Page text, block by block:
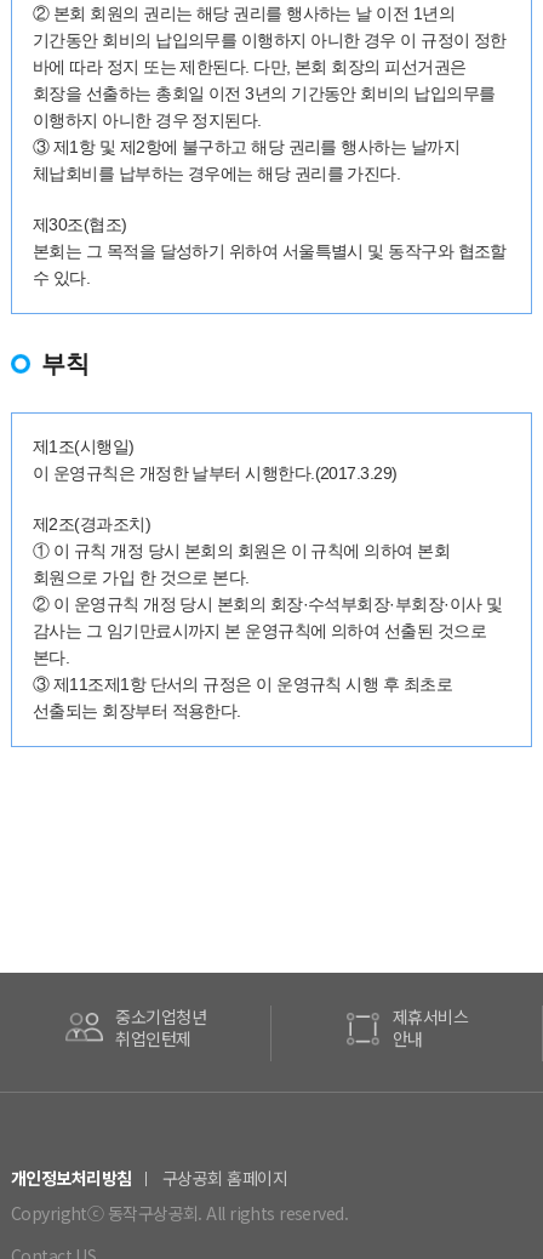
② 본회 회원의 권리는 해당 권리를 행사하는 날 이전 1년의
기간동안 회비의 납입의무를 이행하지 아니한 경우 이 규정이 정한
바에 따라 정지 또는 제한된다. 다만, 본회 회장의 피선거권은
회장을 선출하는 총회일 이전 3년의 기간동안 회비의 납입의무를
이행하지 아니한 경우 정지된다.
③ 제1항 및 제2항에 불구하고 해당 권리를 행사하는 날까지
체납회비를 납부하는 경우에는 해당 권리를 가진다.
제30조(협조)
본회는 그 목적을 달성하기 위하여 서울특별시 및 동작구와 협조할
수 있다.
부칙
제1조(시행일)
이 운영규칙은 개정한 날부터 시행한다.(2017.3.29)
제2조(경과조치)
① 이 규칙 개정 당시 본회의 회원은 이 규칙에 의하여 본회
회원으로 가입 한 것으로 본다.
② 이 운영규칙 개정 당시 본회의 회장·수석부회장·부회장·이사 및
감사는 그 임기만료시까지 본 운영규칙에 의하여 선출된 것으로
본다.
③ 제11조제1항 단서의 규정은 이 운영규칙 시행 후 최초로
선출되는 회장부터 적용한다.
제휴서비스
안내
PL공제
안내
개인정보처리방침
구상공회 홈페이지
Copyrightⓒ 동작구상공회. All rights reserved.